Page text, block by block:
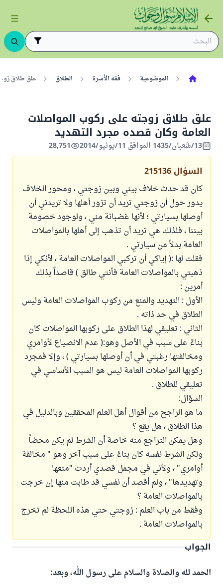
الموضوعية فقه الأسرة الطلاق علق طلاق
علق طلاق زوجته على ركوب المواصلات
العامة وكان قصده مجرد التهديد
13/شعبان/1435 الموافق 11/يونيو/2014 28,751
السؤال 215136
كان قد حدث خلاف بيني وبين زوجتي ، ومحور الخلاف
يدور حول أن زوجتي تريد أن تزور أهلها ولا تريدني أن
أوصلها بسيارتي ؛ لأنها غضبانة مني ، ولوجود خصومة
بيننا ، فلذلك هي تريد أن تذهب إلى أهلها بالمواصلات
العامة بدلاً من سيارتي .
فقلت لها :( إياكي أن تركبي المواصلات العامة ، لأنكي إذا
ذهبتي بالمواصلات العامة فأنتي طالق ) قاصداً بذلك
أمرين :
الأول : التهديد والمنع من ركوب المواصلات العامة وليس
الطلاق في حد ذاته .
الثاني : تعليقي لهذا الطلاق على ركوبها المواصلات كان
بناءً على سبب في الأصل وهو:( عدم الانصياع لأوامري
ومخالفتها رغبتي في أن أوصلها بسيارتي ) ، وإلا فمجرد
ركوبها المواصلات العامة ليس هو السبب الأساسي في
تعليقي للطلاق .
السؤال:
ما هو الراجح من أقوال أهل العلم المحققين وبالدليل في
هذا الطلاق ، هل يقع ؟
وهل يمكن التراجع منه خاصة أن الشرط لم يكن محضاً
ولكن الشرط نفسه كان بناءً على سبب آخر وهو " مخالفة
أوامري" ، ولأني في مجمل قصدي أردت "منعها
وتهديدها" ، ولم أقصد أن نفسي قد طابت منها إن خرجت
بالمواصلات العامة ؟
وفقط من باب العلم : زوجتي حتي هذه اللحظة لم تخرج
بالمواصلات العامة .
الجواب
الحمد لله والصلاة والسلام على رسول الله، وبعد: